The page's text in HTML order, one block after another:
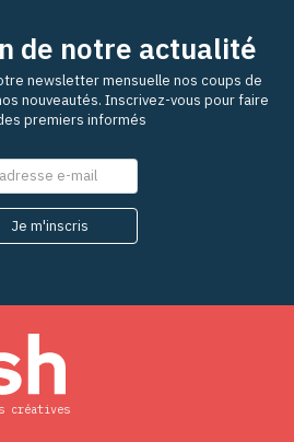
de notre actualité
newsletter mensuelle nos coups de
nouveautés. Inscrivez-vous pour faire
premiers informés
créatives